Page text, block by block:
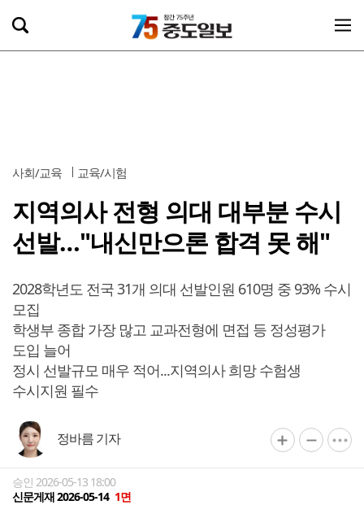
사회/교육 교육/시험
지역의사 전형 의대 대부분 수시
선발…"내신만으론 합격 못 해"
2028학년도 전국 31개 의대 선발인원 610명 중 93% 수시
모집
학생부 종합 가장 많고 교과전형에 면접 등 정성평가
도입 늘어
정시 선발규모 매우 적어...지역의사 희망 수험생
수시지원 필수
정바름 기자
승인 2026-05-13 18:00
신문게재 2026-05-14 1면